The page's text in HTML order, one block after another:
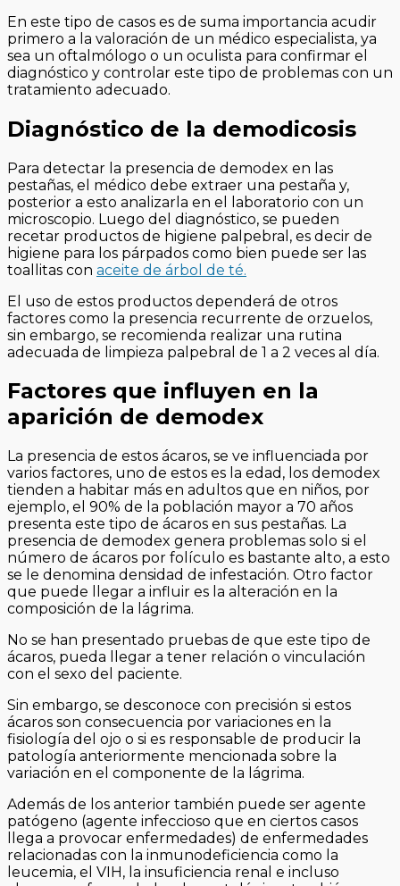
En este tipo de casos es de suma importancia acudir
primero a la valoración de un médico especialista, ya
sea un oftalmólogo o un oculista para confirmar el
diagnóstico y controlar este tipo de problemas con un
tratamiento adecuado.
Diagnóstico de la demodicosis
Para detectar la presencia de demodex en las
pestañas, el médico debe extraer una pestaña y,
posterior a esto analizarla en el laboratorio con un
microscopio. Luego del diagnóstico, se pueden
recetar productos de higiene palpebral, es decir de
higiene para los párpados como bien puede ser las
toallitas con aceite de árbol de té.
El uso de estos productos dependerá de otros
factores como la presencia recurrente de orzuelos,
sin embargo, se recomienda realizar una rutina
adecuada de limpieza palpebral de 1 a 2 veces al día.
Factores que influyen en la
aparición de demodex
La presencia de estos ácaros, se ve influenciada por
varios factores, uno de estos es la edad, los demodex
tienden a habitar más en adultos que en niños, por
ejemplo, el 90% de la población mayor a 70 años
presenta este tipo de ácaros en sus pestañas. La
presencia de demodex genera problemas solo si el
número de ácaros por folículo es bastante alto, a esto
se le denomina densidad de infestación. Otro factor
que puede llegar a influir es la alteración en la
composición de la lágrima.
No se han presentado pruebas de que este tipo de
ácaros, pueda llegar a tener relación o vinculación
con el sexo del paciente.
Sin embargo, se desconoce con precisión si estos
ácaros son consecuencia por variaciones en la
fisiología del ojo o si es responsable de producir la
patología anteriormente mencionada sobre la
variación en el componente de la lágrima.
Además de los anterior también puede ser agente
patógeno (agente infeccioso que en ciertos casos
llega a provocar enfermedades) de enfermedades
relacionadas con la inmunodeficiencia como la
leucemia, el VIH, la insuficiencia renal e incluso